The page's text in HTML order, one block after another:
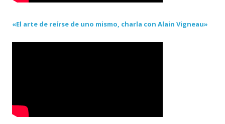
«El arte de reírse de uno mismo, charla con Alain Vigneau»